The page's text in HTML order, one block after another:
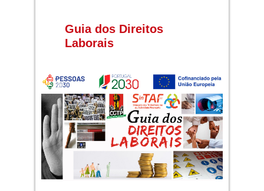
Guia dos Direitos
Laborais